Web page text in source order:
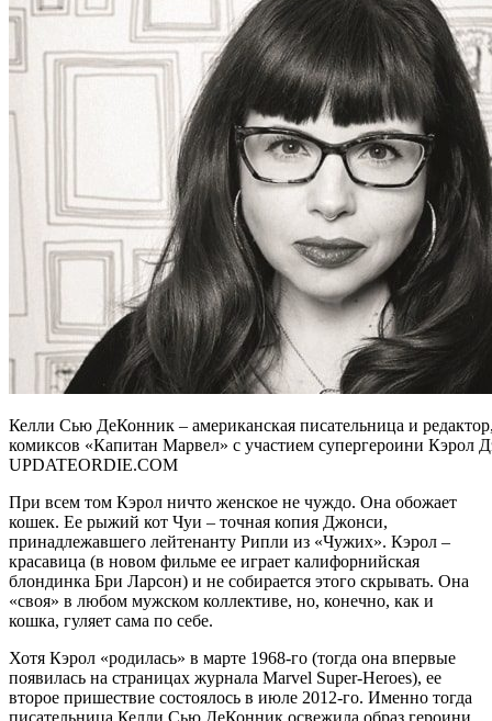
Келли Сью ДеКонник – американская писательница и
комиксов «Капитан Марвел» с участием супергероини
UPDATEORDIE.COM
При всем том Кэрол ничто женское не чуждо. Она обожает
кошек. Ее рыжий кот Чуи – точная копия Джонси,
принадлежавшего лейтенанту Рипли из «Чужих». Кэрол –
красавица (в новом фильме ее играет калифорнийская
блондинка Бри Ларсон) и не собирается этого скрывать. Она
«своя» в любом мужском коллективе, но, конечно, как и
кошка, гуляет сама по себе.
Хотя Кэрол «родилась» в марте 1968-го (тогда она впервые
появилась на страницах журнала Marvel Super-Heroes), ее
второе пришествие состоялось в июле 2012-го. Именно тогда
писательница Келли Сью ДеКонник освежила образ героини